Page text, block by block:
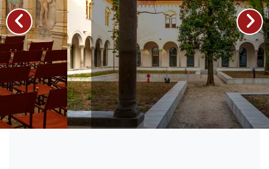
linguistici e
letterari